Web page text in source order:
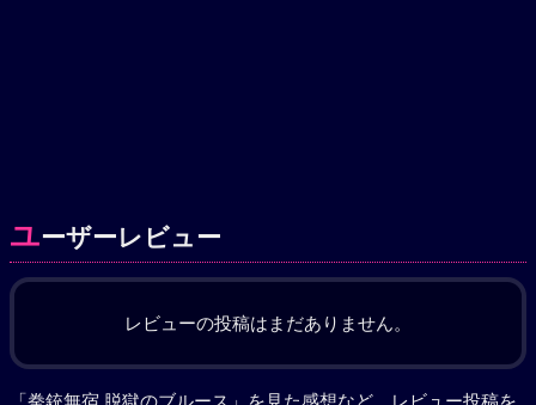
ユーザーレビュー
レビューの投稿はまだありません。
「拳銃無宿 脱獄のブルース」を見た感想など、レビュー投稿を